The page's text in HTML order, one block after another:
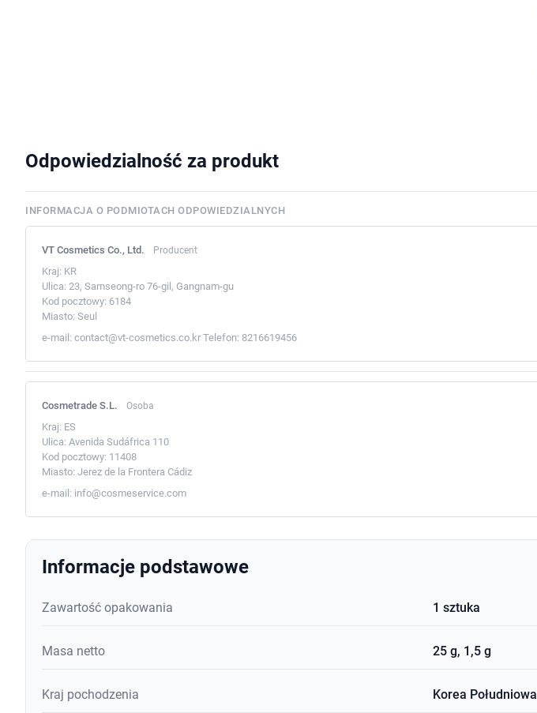
Odpowiedzialność za produkt
INFORMACJA O PODMIOTACH ODPOWIEDZIALNYCH
VT Cosmetics Co., Ltd. Producent
Kraj: KR
Ulica: 23, Samseong-ro 76-gil, Gangnam-gu
Kod pocztowy: 6184
Miasto: Seul
e-mail: contact@vt-cosmetics.co.kr Telefon: 8216619456
Cosmetrade S.L. Osoba
Kraj: ES
Ulica: Avenida Sudáfrica 110
Kod pocztowy: 11408
Miasto: Jerez de la Frontera Cádiz
e-mail: info@cosmeservice.com
Informacje podstawowe
Zawartość opakowania 1 sztuka
Masa netto 25 g, 1,5 g
Kraj pochodzenia Korea Południowa